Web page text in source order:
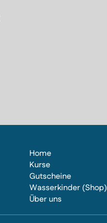
Home
Kurse
Gutscheine
Wasserkinder (Shop)
Über uns